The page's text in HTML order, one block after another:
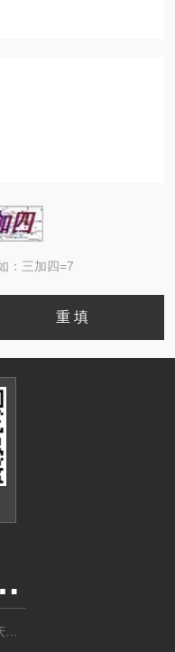
：三加四=7
区